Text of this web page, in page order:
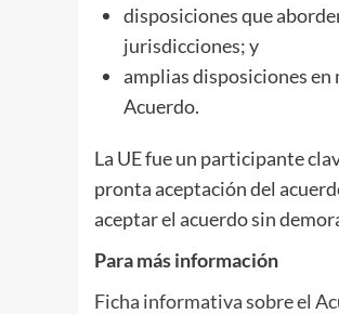
disposiciones que
jurisdicciones; y
amplias disposiciones
Acuerdo.
La UE fue un participante
pronta aceptación del
aceptar el acuerdo sin
Para más información
Ficha informativa sobre el